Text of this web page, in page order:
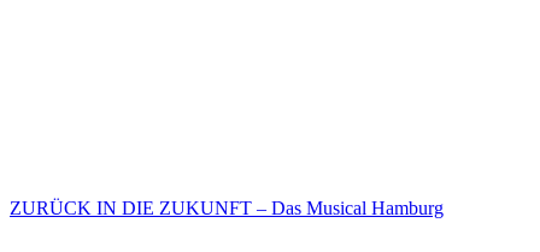
ZURÜCK IN DIE ZUKUNFT – Das Musical Hamburg